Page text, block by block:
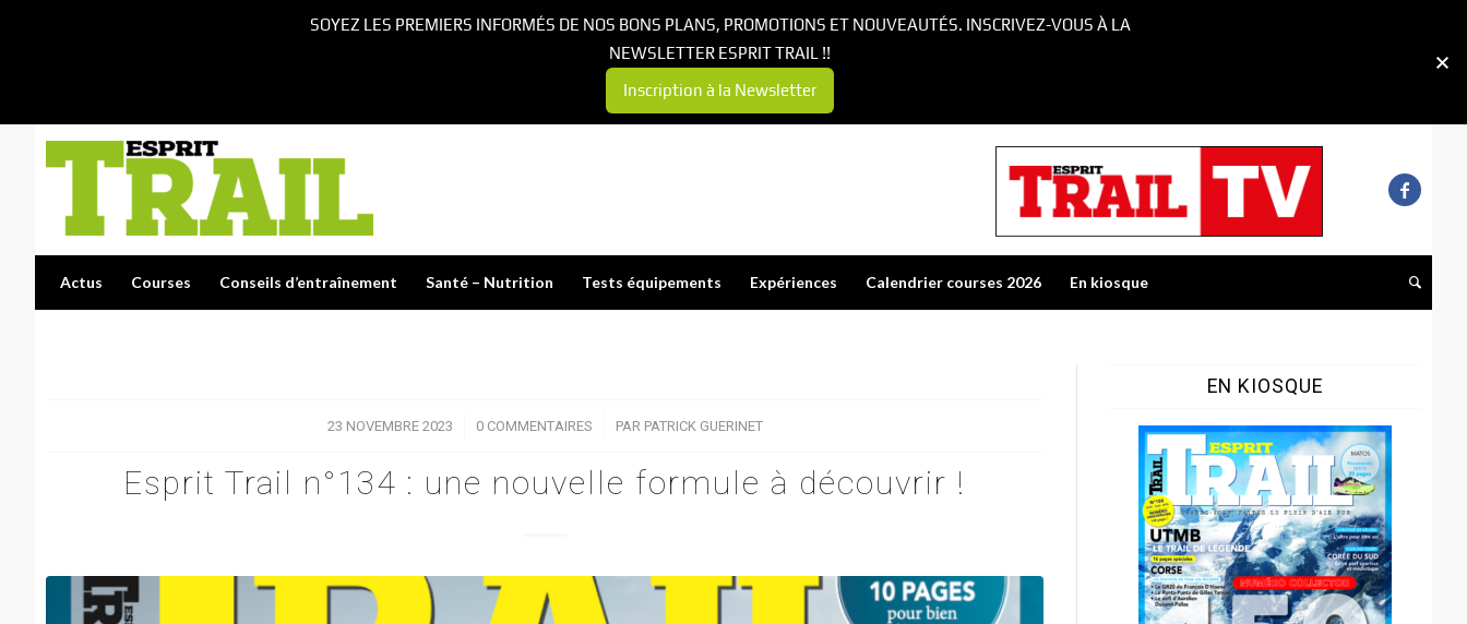
Actus Courses Conseils d’entraînement Santé – Nutrition Tests équipements Expériences Calendrier courses 2026 En kiosque
23 NOVEMBRE 2023
/ 0 COMMENTAIRES
/ PAR PATRICK GUERINET
Esprit Trail n°134 : une nouvelle formule à découvrir !
EN KIOSQUE
SOYEZ LES PREMIERS INFORMÉS DE NOS BONS PLANS, PROMOTIONS ET NOUVEAUTÉS. INSCRIVEZ-VOUS À LA
NEWSLETTER ESPRIT TRAIL !!
Inscription à la Newsletter